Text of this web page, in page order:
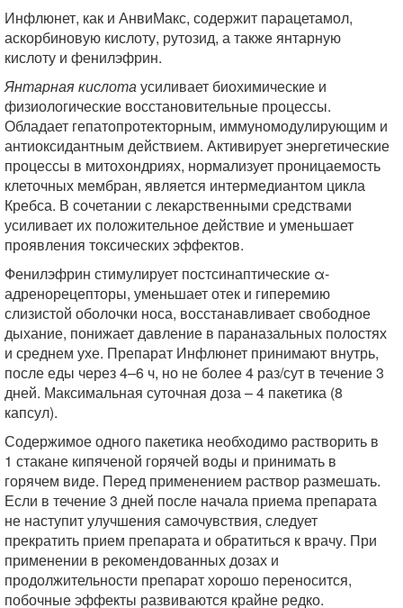
Инфлюнет, как и АнвиМакс, содержит парацетамол,
аскорбиновую кислоту, рутозид, а также янтарную
кислоту и фенилэфрин.
Янтарная кислотаусиливает биохимические и
физиологические восстановительные процессы.
Обладает гепатопротекторным, иммуномодулирующим и
антиоксидантным действием. Активирует энергетические
процессы в митохондриях, нормализует проницаемость
клеточных мембран, является интермедиантом цикла
Кребса. В сочетании с лекарственными средствами
усиливает их положительное действие и уменьшает
проявления токсических эффектов.
Фенилэфрин стимулирует постсинаптические α-
адренорецепторы, уменьшает отек и гиперемию
слизистой оболочки носа, восстанавливает свободное
дыхание, понижает давление в параназальных полостях
и среднем ухе. Препарат Инфлюнет принимают внутрь,
после еды через 4–6 ч, но не более 4 раз/сут в течение 3
дней. Максимальная суточная доза – 4 пакетика (8
капсул).
Содержимое одного пакетика необходимо растворить в
1 стакане кипяченой горячей воды и принимать в
горячем виде. Перед применением раствор размешать.
Если в течение 3 дней после начала приема препарата
не наступит улучшения самочувствия, следует
прекратить прием препарата и обратиться к врачу. При
применении в рекомендованных дозах и
продолжительности препарат хорошо переносится,
побочные эффекты развиваются крайне редко.